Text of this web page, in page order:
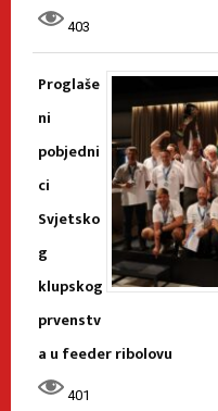
403
Proglaše
ni
pobjedni
ci
Svjetsko
g
klupskog
prvenstv
a u feeder ribolovu
401